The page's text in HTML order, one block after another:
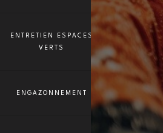
ENTRETIEN ESPACES
VERTS
ENGAZONNEMENT